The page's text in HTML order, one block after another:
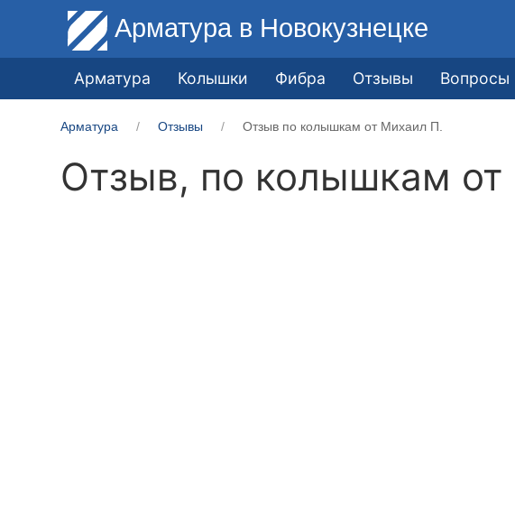
Арматура в Новокузнецке
Арматура Колышки Фибра Отзывы Вопросы
Арматура Отзывы Отзыв по колышкам от Михаил П.
Отзыв, по колышкам от